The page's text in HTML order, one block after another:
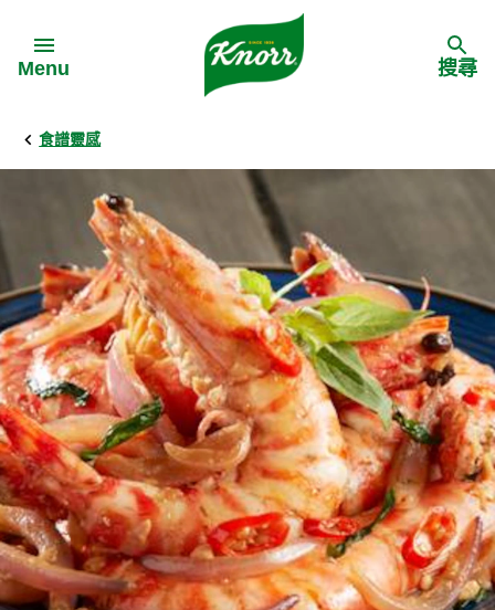
Menu
Back
食譜靈感
料理食材
料理方式
季節節慶
多國料理
料理種類
Back
家樂牌產品
家樂牌純鮮雞粉
家樂牌雞粉
家樂牌鮮菇粉
家樂牌濃湯寶
家樂牌雞汁
家樂牌快熟通心粉
Back
背景
甚麼是愛環境食材
愛環境食材名單
愛環境食材食譜
愛環境食材篩選條件
搜尋
食譜靈感